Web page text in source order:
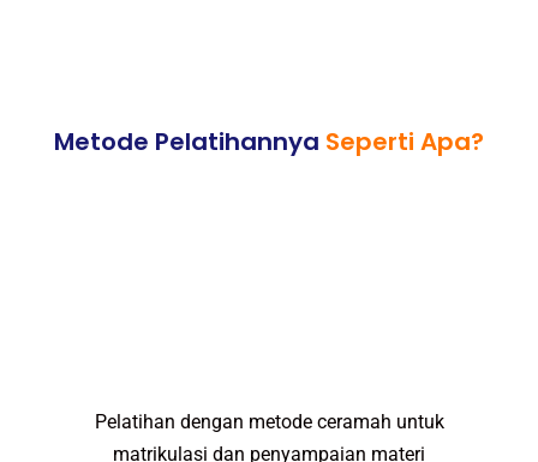
Metode Pelatihannya Seperti Apa?
Pelatihan dengan metode ceramah untuk
matrikulasi dan penyampaian materi